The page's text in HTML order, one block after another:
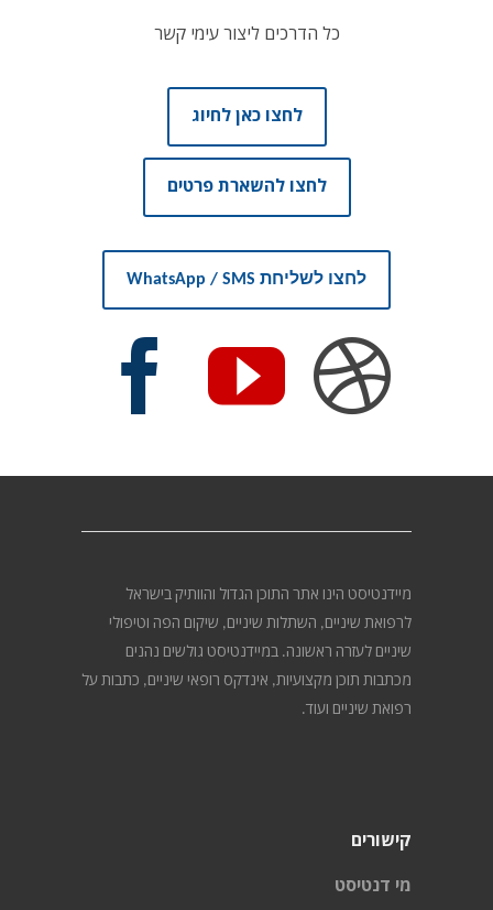
כל הדרכים ליצור עימי קשר
לחצו כאן לחיוג
לחצו להשארת פרטים
לחצו לשליחת WhatsApp / SMS
מיידנטיסט הינו אתר התוכן הגדול והוותיק בישראל
לרפואת שיניים, השתלות שיניים, שיקום הפה וטיפולי
שיניים לעזרה ראשונה. במיידנטיסט גולשים נהנים
מכתבות תוכן מקצועיות, אינדקס רופאי שיניים, כתבות על
רפואת שיניים ועוד.
קישורים
מי דנטיסט